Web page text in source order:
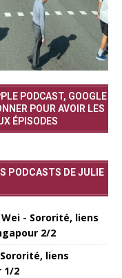
PODCAST, GOOGLE
POUR AVOIR LES
ÉPISODES
PODCASTS DE JULIE
- Sororité, liens
2/2
liens
1/2